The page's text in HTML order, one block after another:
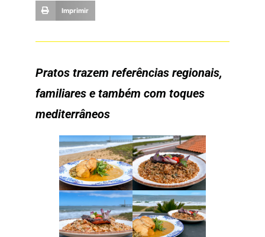
Imprimir
Pratos trazem referências regionais,
familiares e também com toques
mediterrâneos